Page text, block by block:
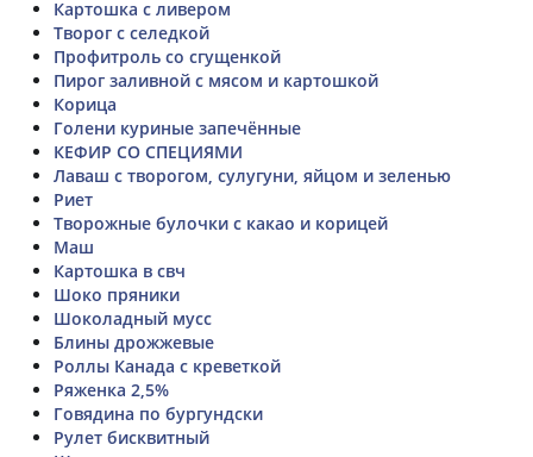
Картошка с ливером
Творог с селедкой
Профитроль со сгущенкой
Пирог заливной с мясом и картошкой
Корица
Голени куриные запечённые
КЕФИР СО СПЕЦИЯМИ
Лаваш с творогом, сулугуни, яйцом и зеленью
Риет
Творожные булочки с какао и корицей
Маш
Картошка в свч
Шоко пряники
Шоколадный мусс
Блины дрожжевые
Роллы Канада с креветкой
Ряженка 2,5%
Говядина по бургундски
Рулет бисквитный